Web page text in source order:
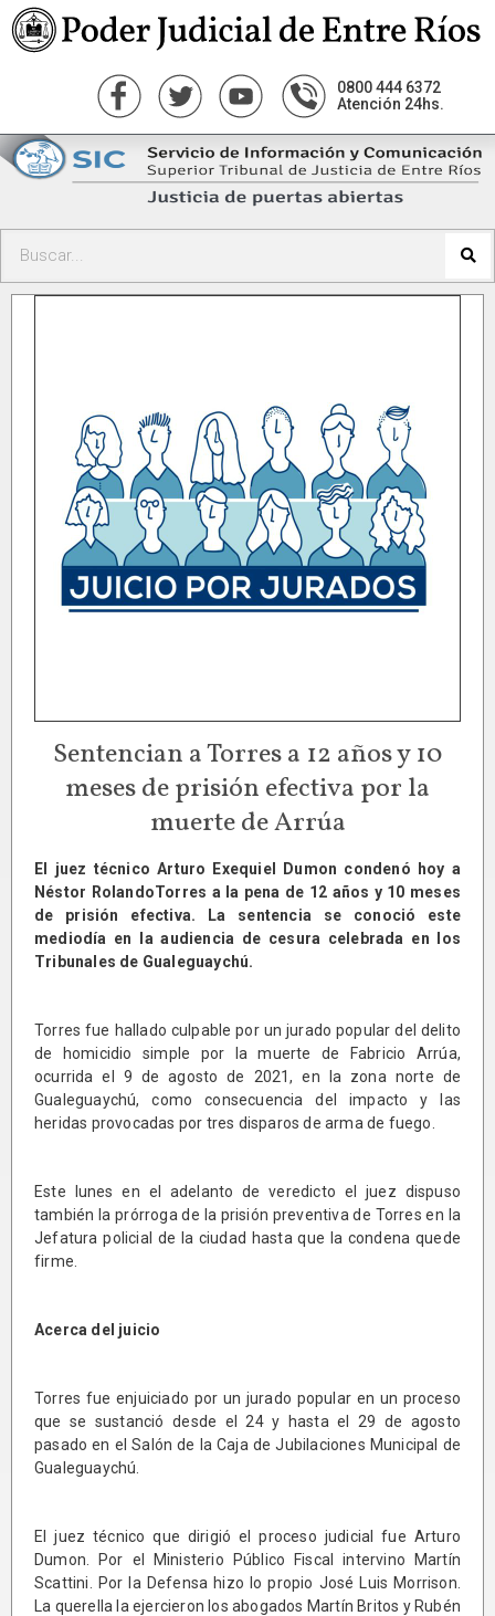
0800 444 6372
Atención 24hs.
Sentencian a Torres a 12 años y 10
meses de prisión efectiva por la
muerte de Arrúa
El juez técnico Arturo Exequiel Dumon condenó hoy a
Néstor RolandoTorres a la pena de 12 años y 10 meses
de prisión efectiva. La sentencia se conoció este
mediodía en la audiencia de cesura celebrada en los
Tribunales de Gualeguaychú.
Torres fue hallado culpable por un jurado popular del delito
de homicidio simple por la muerte de Fabricio Arrúa,
ocurrida el 9 de agosto de 2021, en la zona norte de
Gualeguaychú, como consecuencia del impacto y las
heridas provocadas por tres disparos de arma de fuego.
Este lunes en el adelanto de veredicto el juez dispuso
también la prórroga de la prisión preventiva de Torres en la
Jefatura policial de la ciudad hasta que la condena quede
firme.
Acerca del juicio
Torres fue enjuiciado por un jurado popular en un proceso
que se sustanció desde el 24 y hasta el 29 de agosto
pasado en el Salón de la Caja de Jubilaciones Municipal de
Gualeguaychú.
El juez técnico que dirigió el proceso judicial fue Arturo
Dumon. Por el Ministerio Público Fiscal intervino Martín
Scattini. Por la Defensa hizo lo propio José Luis Morrison.
La querella la ejercieron los abogados Martín Britos y Rubén